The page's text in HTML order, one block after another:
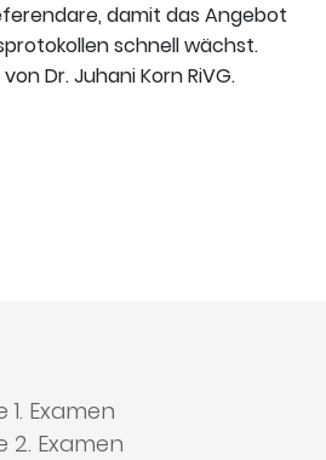
damit das Angebot
schnell wächst.
Dr. Juhani Korn RiVG.
Examen
2. Examen